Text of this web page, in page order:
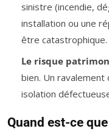
sinistre (incendie,
installation ou une
être catastrophique.
Le risque
bien. Un ravalement
isolation
Quand est-ce